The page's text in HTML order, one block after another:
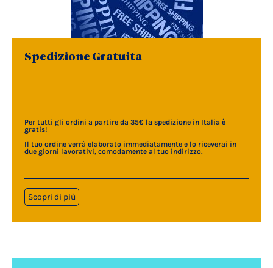
Spedizione Gratuita
Per tutti gli ordini a partire da 35€ la spedizione in Italia è
gratis!
Il tuo ordine verrà elaborato immediatamente e lo riceverai in
due giorni lavorativi, comodamente al tuo indirizzo.
Scopri di più